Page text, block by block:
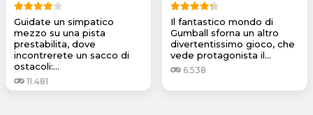
Guidate un simpatico
mezzo su una pista
prestabilita, dove
incontrerete un sacco di
ostacoli:...
11.481
Il fantastico mondo di
Gumball sforna un altro
divertentissimo gioco, che
vede protagonista il...
6.538